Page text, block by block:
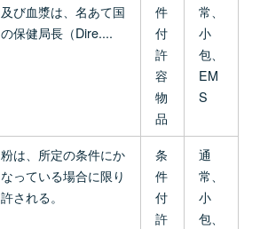
及び血漿は、名あて国
の保健局長（Dire....
件
付
許
容
物
品
常、
小
包、
EM
S
粉は、所定の条件にか
なっている場合に限り
許される。
条
件
付
許
通
常、
小
包、